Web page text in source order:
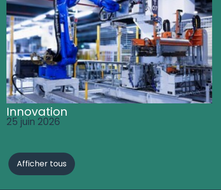
Innovation
25 juin 2026
Afficher tous